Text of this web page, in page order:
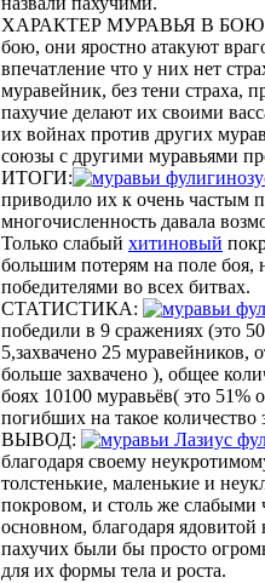
ХАРАКТЕР МУРАВЬЯ В
бою, они яростно атакуют
впечатление что у них нет
муравейник, без тени страха,
пахучие делают их своими
их войнах против других
союзы с другими муравьями
ИТОГИ:
приводило их к очень частым
многочисленность давала
Только слабый хитиновый
большим потерям на поле
победителями во всех битвах.
СТАТИСТИКА:
победили в 9 сражениях (это
5,захвачено 25 муравейников,
больше захвачено ), общее
боях 10100 муравьёв( это
погибших на такое
ВЫВОД:
Лазиус
благодаря своему
толстенькие, маленькие и
покровом, и столь же слабыми
основном, благодаря
пахучих были бы просто
для их формы тела и роста.